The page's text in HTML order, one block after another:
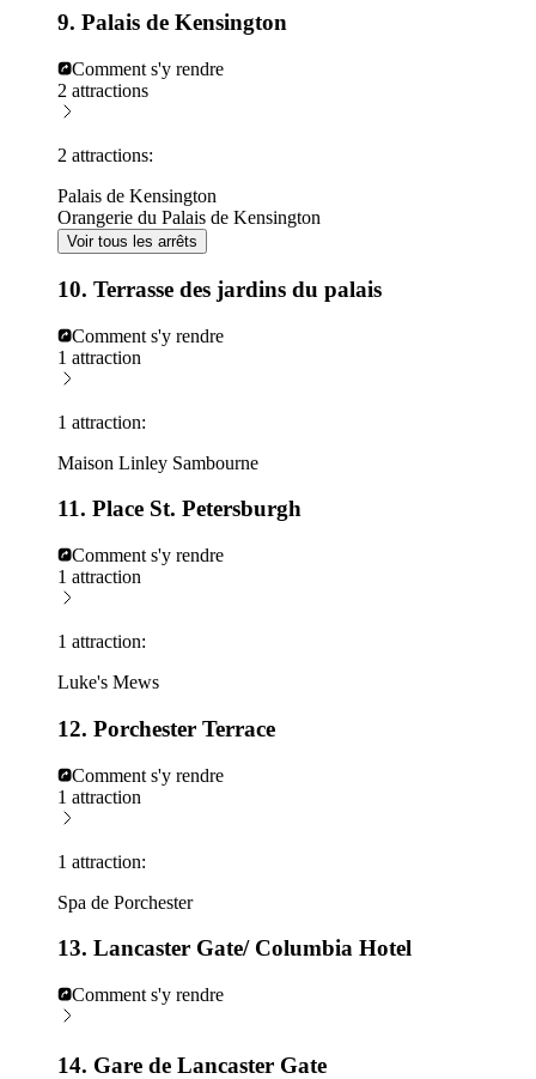
9. Palais de Kensington
Comment s'y rendre
2 attractions
2 attractions:
Palais de Kensington
Orangerie du Palais de Kensington
Voir tous les arrêts
10. Terrasse des jardins du palais
Comment s'y rendre
1 attraction
1 attraction:
Maison Linley Sambourne
11. Place St. Petersburgh
Comment s'y rendre
1 attraction
1 attraction:
Luke's Mews
12. Porchester Terrace
Comment s'y rendre
1 attraction
1 attraction:
Spa de Porchester
13. Lancaster Gate/ Columbia Hotel
Comment s'y rendre
14. Gare de Lancaster Gate